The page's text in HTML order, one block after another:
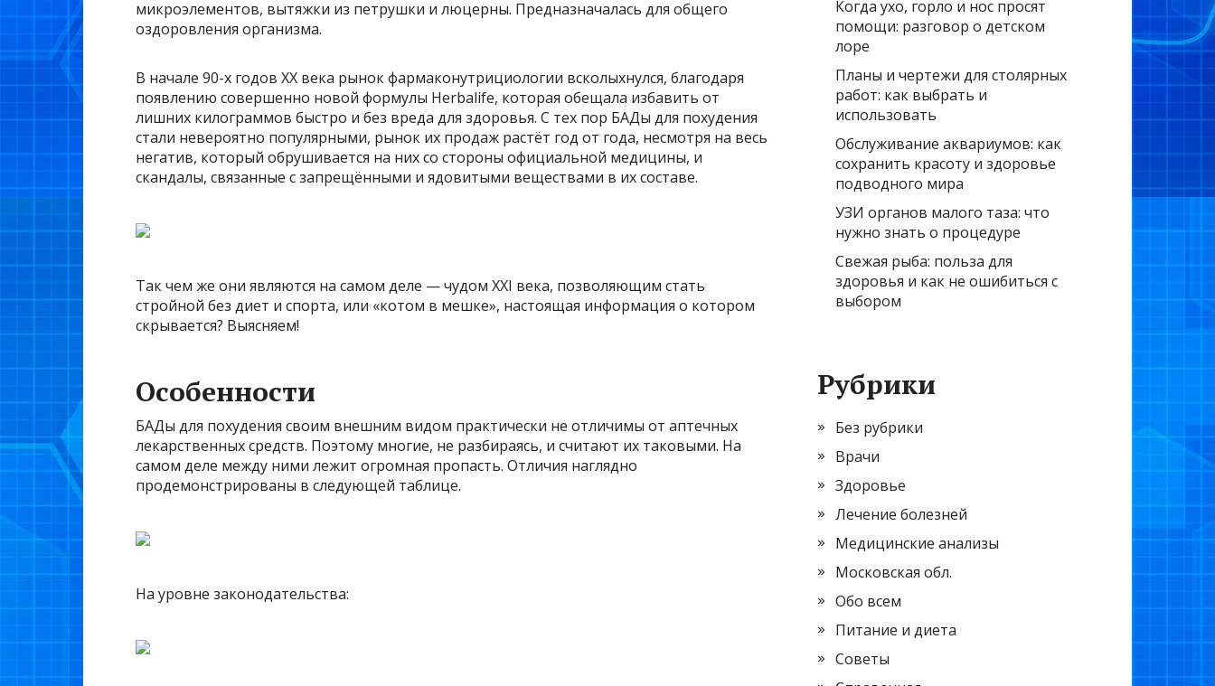
микроэлементов, вытяжки из петрушки и люцерны. Предназначалась для общего
оздоровления организма.
В начале 90-х годов XX века рынок фармаконутрициологии всколыхнулся, благодаря
появлению совершенно новой формулы Herbalife, которая обещала избавить от
лишних килограммов быстро и без вреда для здоровья. С тех пор БАДы для похудения
стали невероятно популярными, рынок их продаж растёт год от года, несмотря на весь
негатив, который обрушивается на них со стороны официальной медицины, и
скандалы, связанные с запрещёнными и ядовитыми веществами в их составе.
Так чем же они являются на самом деле — чудом XXI века, позволяющим стать
стройной без диет и спорта, или «котом в мешке», настоящая информация о котором
скрывается? Выясняем!
Особенности
БАДы для похудения своим внешним видом практически не отличимы от аптечных
лекарственных средств. Поэтому многие, не разбираясь, и считают их таковыми. На
самом деле между ними лежит огромная пропасть. Отличия наглядно
продемонстрированы в следующей таблице.
На уровне законодательства:
Когда ухо, горло и нос просят
помощи: разговор о детском
лоре
Планы и чертежи для столярных
работ: как выбрать и
использовать
Обслуживание аквариумов: как
сохранить красоту и здоровье
подводного мира
УЗИ органов малого таза: что
нужно знать о процедуре
Свежая рыба: польза для
здоровья и как не ошибиться с
выбором
Рубрики
Без рубрики
Врачи
Здоровье
Лечение болезней
Медицинские анализы
Московская обл.
Обо всем
Питание и диета
Советы